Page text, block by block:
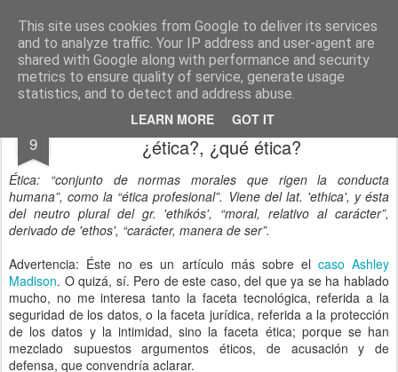
This site uses cookies from Google to deliver its services
and to analyze traffic. Your IP address and user-agent are
shared with Google along with performance and security
metrics to ensure quality of service, generate usage
statistics, and to detect and address abuse.
LEARN MORE GOT IT
menos tecnología y más pedagogía conceptos y reflexiones sobre la sociedad de la información
Pages
9
ahsley madison y los hackers 'éticos':
¿ética?, ¿qué ética?
Ética: “conjunto de normas morales que rigen la conducta
humana”, como la “ética profesional”. Viene del lat. 'ethica', y ésta
del neutro plural del gr. 'ethikós', “moral, relativo al carácter”,
derivado de 'ethos', “carácter, manera de ser”.
Advertencia: Éste no es un artículo más sobre el caso Ashley
Madison. O quizá, sí. Pero de este caso, del que ya se ha hablado
mucho, no me interesa tanto la faceta tecnológica, referida a la
seguridad de los datos, o la faceta jurídica, referida a la protección
de los datos y la intimidad, sino la faceta ética; porque se han
mezclado supuestos argumentos éticos, de acusación y de
defensa, que convendría aclarar.